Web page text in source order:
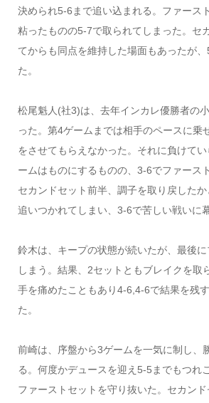
決められ5-6まで追い込まれる。ファース
粘ったものの5-7で取られてしまった。セ
てからも同点を維持した場面もあったが、
た。
松尾魁人(社3)は、去年インカレ優勝者の
った。第4ゲームまでは相手のペースに乗
をさせてもらえなかった。それに負けて
ームはものにするものの、3-6でファース
セカンドセット前半、調子を取り戻した
追いつかれてしまい、3-6で苦しい戦いに
鈴木は、キープの状態が続いたが、最後
しまう。結果、2セットともブレイクを取
手を痛めたこともあり4-6,4-6で結果を残
た。
前崎は、序盤から3ゲームを一気に制し、
る。何度かデュースを迎え5-5までもつれ
ファーストセットを守り抜いた。セカン